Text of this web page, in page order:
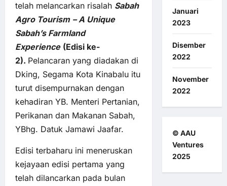
telah melancarkan risalah Sabah
Agro Tourism – A Unique
Sabah’s Farmland
Experience (Edisi ke-
2). Pelancaran yang diadakan di
Dking, Segama Kota Kinabalu itu
turut disempurnakan dengan
kehadiran YB. Menteri Pertanian,
Perikanan dan Makanan Sabah,
YBhg. Datuk Jamawi Jaafar.
Edisi terbaharu ini meneruskan
kejayaan edisi pertama yang
telah dilancarkan pada bulan
Januari
2023
Disember
2022
November
2022
© AAU
Ventures
2025